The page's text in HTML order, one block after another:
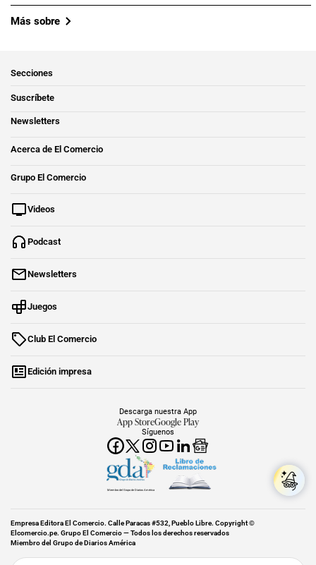
Más sobre
Secciones
Suscríbete
Newsletters
Acerca de El Comercio
Grupo El Comercio
Videos
Podcast
Newsletters
Juegos
Club El Comercio
Edición impresa
Síguenos
Descarga nuestra App
App StoreGoogle Play
Miembro del Grupo de Diarios América
Empresa Editora El Comercio. Calle Paracas #532, Pueblo Libre. Copyright ©
Elcomercio.pe. Grupo El Comercio — Todos los derechos reservados
Miembro del Grupo de Diarios América